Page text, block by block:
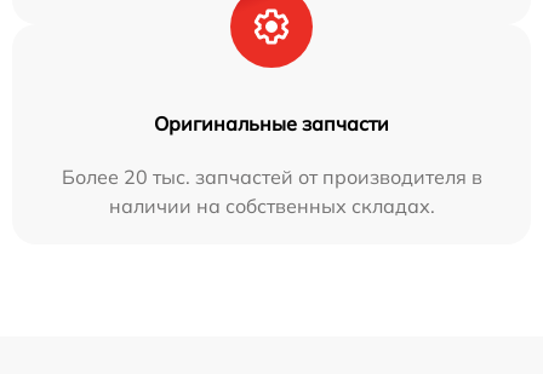
Оригинальные запчасти
Более 20 тыс. запчастей от производителя в
наличии на собственных складах.